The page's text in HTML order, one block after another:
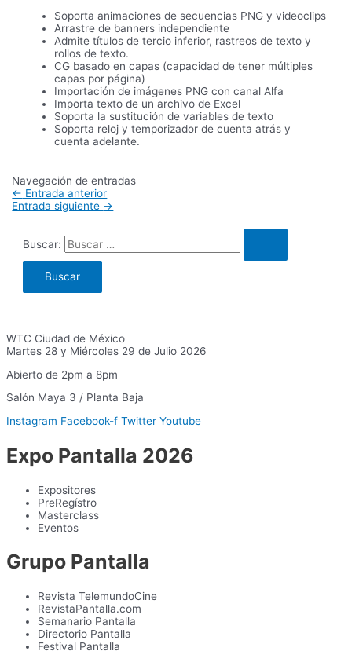
Soporta animaciones de secuencias PNG y videoclips
Arrastre de banners independiente
Admite títulos de tercio inferior, rastreos de texto y
rollos de texto.
CG basado en capas (capacidad de tener múltiples
capas por página)
Importación de imágenes PNG con canal Alfa
Importa texto de un archivo de Excel
Soporta la sustitución de variables de texto
Soporta reloj y temporizador de cuenta atrás y
cuenta adelante.
Navegación de entradas
← Entrada anterior
Entrada siguiente →
Buscar:
WTC Ciudad de México
Martes 28 y Miércoles 29 de Julio 2026
Abierto de 2pm a 8pm
Salón Maya 3 / Planta Baja
Instagram Facebook-f Twitter Youtube
Expo Pantalla 2026
Expositores
PreRegístro
Masterclass
Eventos
Grupo Pantalla
Revista TelemundoCine
RevistaPantalla.com
Semanario Pantalla
Directorio Pantalla
Festival Pantalla